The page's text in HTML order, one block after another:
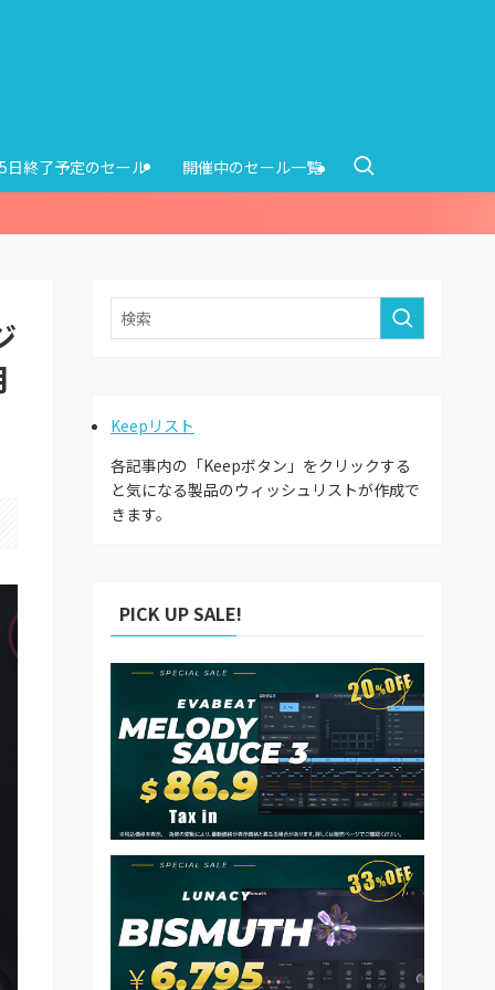
終了予定のセール 開催中のセール一覧
Keepリスト
各記事内の「Keepボタン」をクリックする
と気になる製品のウィッシュリストが作成で
きます。
PICK UP SALE!